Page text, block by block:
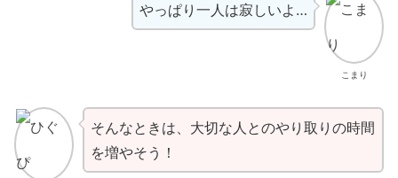
こまり
やっぱり一人は寂しいよ…
そんなときは、大切な人とのやり取りの時間
を増やそう！